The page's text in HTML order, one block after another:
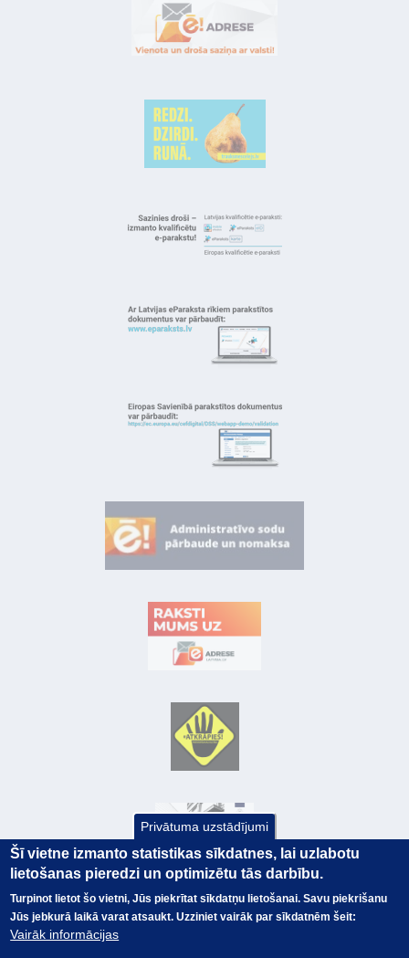
© Valsts kase 2017
Visas tiesības
EK GRĀMATVEDĪBAS KURSS
Privātuma uzstādījumi
Šī vietne izmanto statistikas sīkdatnes, lai uzlabotu
lietošanas pieredzi un optimizētu tās darbību.
Turpinot lietot šo vietni, Jūs piekrītat sīkdatņu lietošanai. Savu piekrišanu
Jūs jebkurā laikā varat atsaukt. Uzziniet vairāk par sīkdatnēm šeit:
Vairāk informācijas